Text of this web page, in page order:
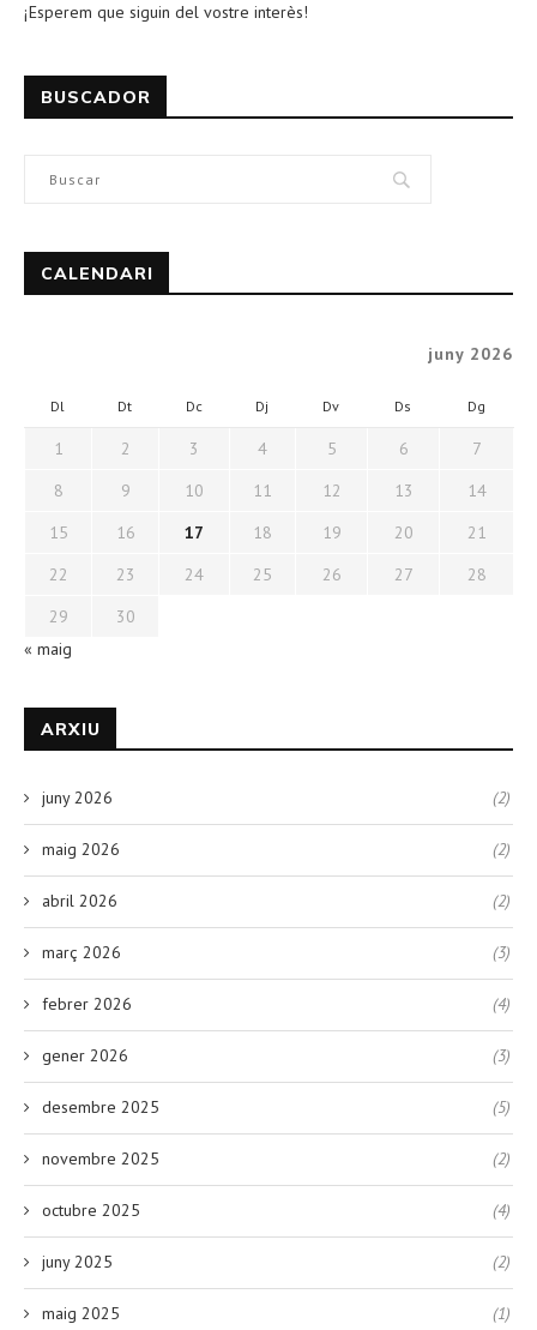
¡Esperem que siguin del vostre interès!
BUSCADOR
CALENDARI
juny 2026
Dl Dt Dc Dj Dv Ds Dg
1 2 3 4 5 6
7
8
9 10 11 12 13
14
15
16 17 18 19 20
21
22
23 24 25 26 27
28
29
30
« maig
ARXIU
juny 2026 (2)
maig 2026 (2)
abril 2026 (2)
març 2026 (3)
febrer 2026 (4)
gener 2026 (3)
desembre 2025 (5)
novembre 2025 (2)
octubre 2025 (4)
juny 2025 (2)
maig 2025 (1)